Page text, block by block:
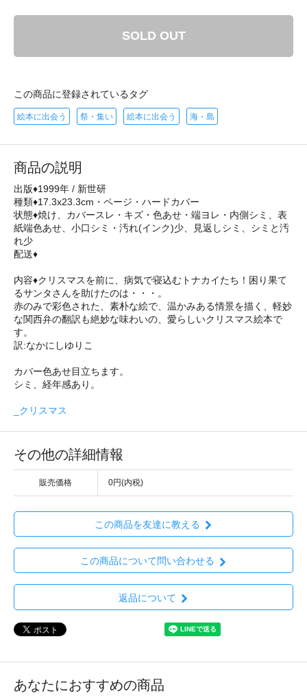
SOLD OUT
この商品に登録されているタグ
絵本に出会う 祭・集い 絵本に出会う 海・島
商品の説明
出版♦1999年 / 新世研
種類♦17.3x23.3cm・ページ・ハードカバー
状態♦焼け、カバースレ・キズ・色あせ・端ヨレ・内側シミ、表
紙端色あせ、小口シミ・汚れ(インク)少、見返しシミ、シミと汚
れ少
配送♦
内容♦クリスマスを前に、病気で寝込むトナカイたち！困り果て
るサンタさんを助けたのは・・・。
赤のみで彩色された、素朴な絵で、温かみある情景を描く、軽妙
な関西弁の翻訳も絶妙な味わいの、愛らしいクリスマス絵本で
す。
訳:なかにしゆりこ
カバー色あせ目立ちます。
シミ、経年感あり。
_クリスマス
その他の詳細情報
販売価格 0円(内税)
この商品を友達に教える
この商品について問い合わせる
返品について
あなたにおすすめの商品